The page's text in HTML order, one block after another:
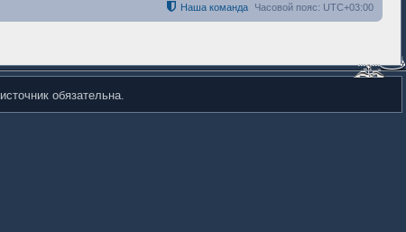
Часовой пояс: UTC+03:00
Наша команда
обязательна.